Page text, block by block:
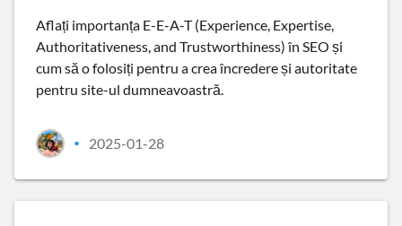
Aflați importanța E-E-A-T (Experience, Expertise,
Authoritativeness, and Trustworthiness) în SEO și
cum să o folosiți pentru a crea încredere și autoritate
pentru site-ul dumneavoastră.
• 2025-01-28